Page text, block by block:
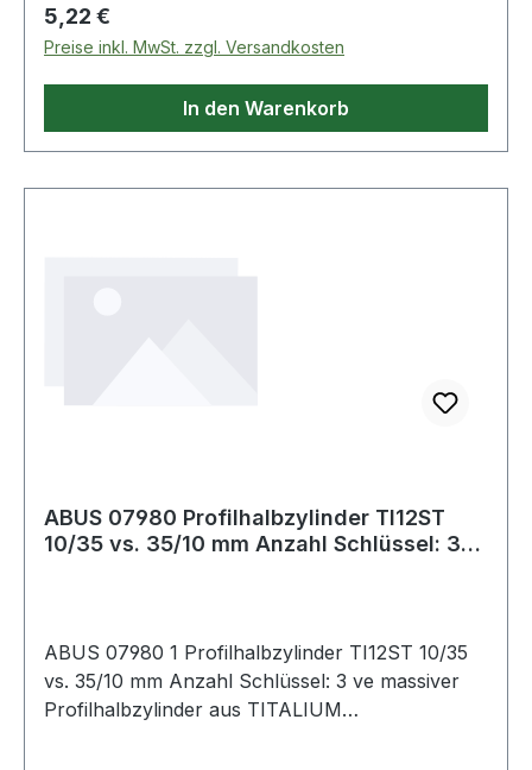
Schlüsselform, ideal für Ziehschutzbeschläge
Weitere technische Eigenschaften: · Material:
Spezialaluminium · Modell: TI12ST 10/30 vs.
Regulärer Preis:
5,22 €
Preise inkl. MwSt. zzgl. Versandkosten
In den Warenkorb
ABUS 07980 Profilhalbzylinder TI12ST
10/35 vs. 35/10 mm Anzahl Schlüssel: 3
ABUS 07980 1 Profilhalbzylinder TI12ST 10/35
vs. 35/10 mm Anzahl Schlüssel: 3 ve massiver
Profilhalbzylinder aus TITALIUM